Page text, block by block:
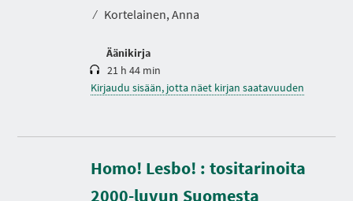
⁄ Kortelainen, Anna
Äänikirja
21 h 44 min
Kirjaudu sisään, jotta näet kirjan saatavuuden
Homo! Lesbo! : tositarinoita
2000-luvun Suomesta